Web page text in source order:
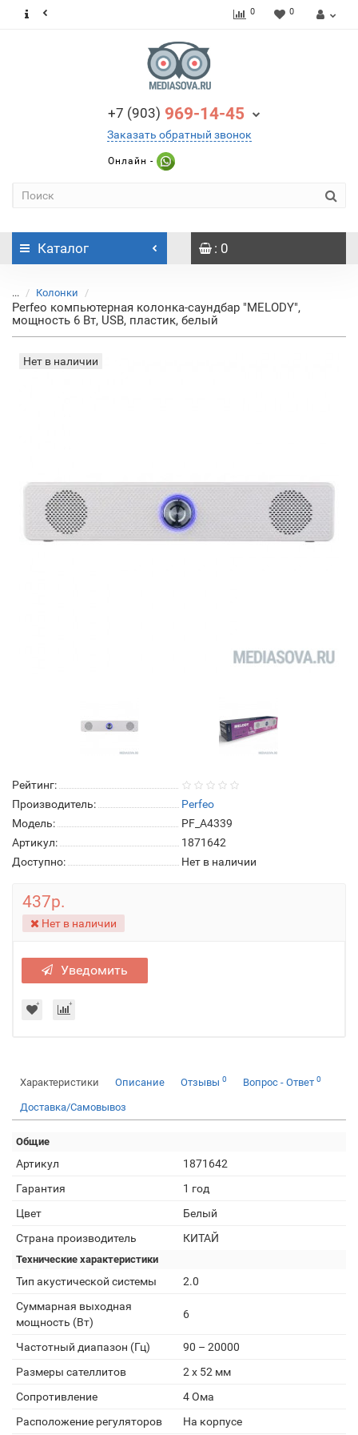
0 0
+7 (903) 969-14-45
Заказать обратный звонок
Онлайн -
Каталог : 0
... Колонки
Perfeo компьютерная колонка-саундбар "MELODY",
мощность 6 Вт, USB, пластик, белый
Нет в наличии
Рейтинг:
Производитель:
Perfeo
Модель:
PF_A4339
Артикул:
1871642
Доступно:
Нет в наличии
437р.
Нет в наличии
Уведомить
Характеристики Описание Отзывы 0 Вопрос - Ответ 0
Доставка/Самовывоз
Общие
Артикул
1871642
Гарантия
1 год
Цвет
Белый
Страна производитель
КИТАЙ
Технические характеристики
Тип акустической системы
2.0
Суммарная выходная
мощность (Вт)
6
Частотный диапазон (Гц)
90 – 20000
Размеры сателлитов
2 х 52 мм
Сопротивление
4 Ома
Расположение регуляторов
На корпусе